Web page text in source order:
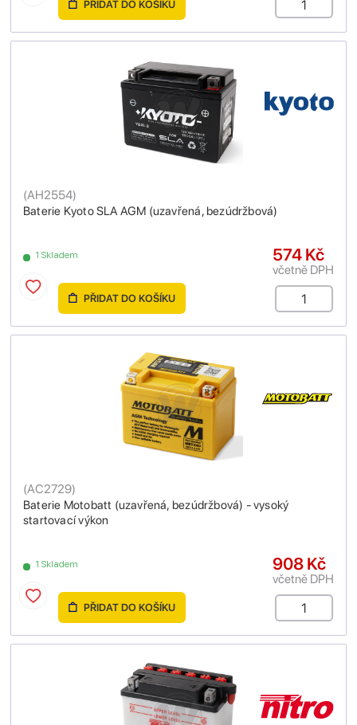
PŘIDAT DO KOŠÍKU
Baterie Kyoto SLA AGM (uzavřená, bezúdržbová)
(AH2554)
1 Skladem 574 Kč
včetně DPH
PŘIDAT DO KOŠÍKU
Baterie Motobatt (uzavřená, bezúdržbová) - vysoký
startovací výkon
(AC2729)
1 Skladem 908 Kč
včetně DPH
PŘIDAT DO KOŠÍKU